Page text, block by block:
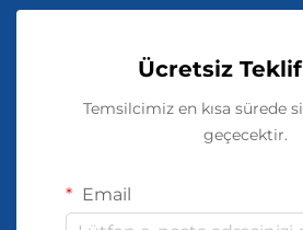
Ücretsiz Teklif
Temsilcimiz en kısa sürede
geçecektir.
Email